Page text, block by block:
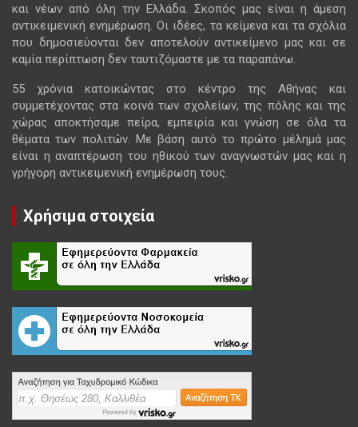
και νέων από όλη την Ελλάδα. Σκοπός μας είναι η άμεση
αντικειμενική ενημέρωση. Οι ιδέες, τα κείμενα και τα σχόλια
που δημοσιεύονται δεν αποτελούν αντικείμενο μας και σε
καμία περίπτωση δεν ταυτιζόμαστε με τα παραπάνω.
55 χρόνια κατοικώντας στο κέντρο της Αθήνας και
συμμετέχοντας στα κοινά των σχολείων, της πόλης και της
χώρας αποκτήσαμε πείρα, εμπειρία και γνώση σε όλα τα
θέματα των πολιτών. Με βάση αυτό το πρώτο μέλημά μας
είναι η αναπτέρωση του ηθικού των αναγνωστών μας και η
γρήγορη αντικειμενική ενημέρωση τους.
Χρήσιμα στοιχεία